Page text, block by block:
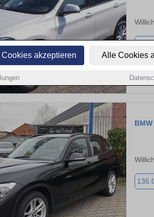
akzeptieren Alle Cookies
BMW